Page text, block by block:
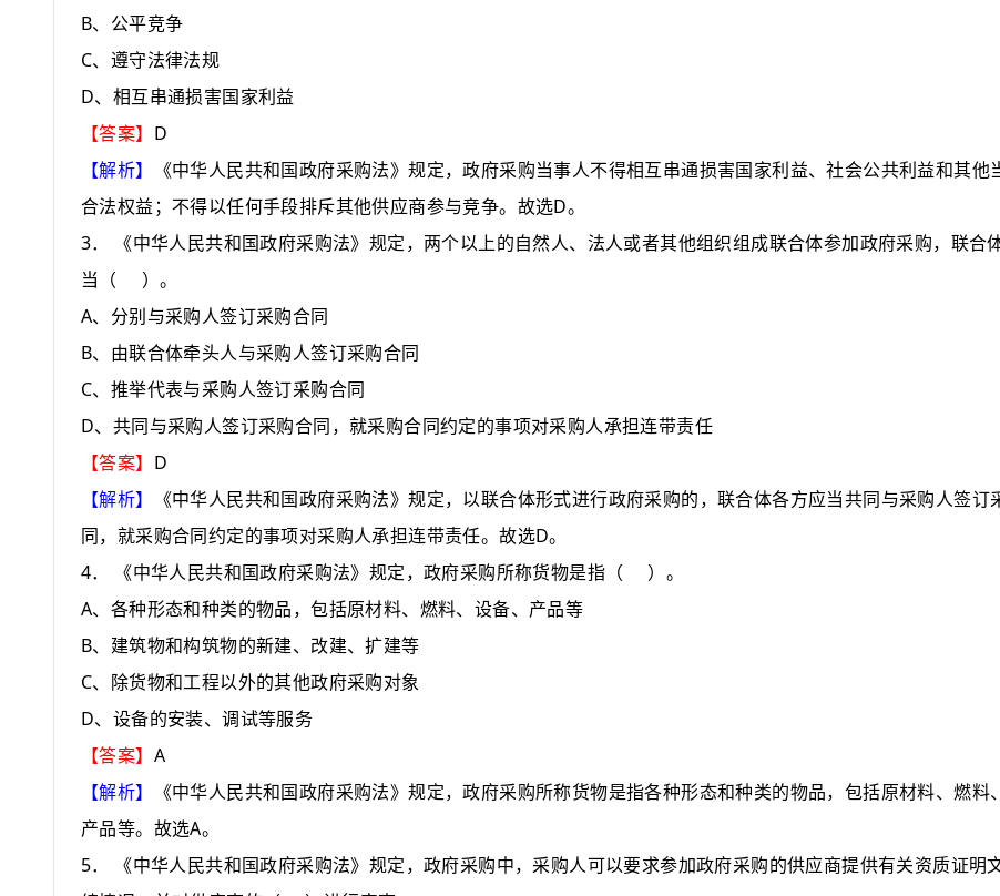
B、公平竞争
C、遵守法律法规
D、相互串通损害国家利益
【答案】 D
【解析】
《中华人民共和国政府采购法》规定，政府采购当事人不得相互串通损害国家利益、社会公共利益和其他
合法权益；不得以任何手段排斥其他供应商参与竞争。故选D。
3．
《中华人民共和国政府采购法》规定，两个以上的自然人、法人或者其他组织组成联合体参加政府采购，联合
当
（ ）。
A、分别与采购人签订采购合同
B、由联合体牵头人与采购人签订采购合同
C、推举代表与采购人签订采购合同
D、共同与采购人签订采购合同，就采购合同约定的事项对采购人承担连带责任
【答案】 D
【解析】
《中华人民共和国政府采购法》规定，以联合体形式进行政府采购的，联合体各方应当共同与采购人签订
同，就采购合同约定的事项对采购人承担连带责任。故选D。
4． 《中华人民共和国政府采购法》规定，政府采购所称货物是指 （ ） 。
A、各种形态和种类的物品，包括原材料、燃料、设备、产品等
B、建筑物和构筑物的新建、改建、扩建等
C、除货物和工程以外的其他政府采购对象
D、设备的安装、调试等服务
【答案】 A
【解析】
《中华人民共和国政府采购法》规定，政府采购所称货物是指各种形态和种类的物品，包括原材料、燃料
产品等。故选A。
5．
《中华人民共和国政府采购法》规定，政府采购中，采购人可以要求参加政府采购的供应商提供有关资质证明